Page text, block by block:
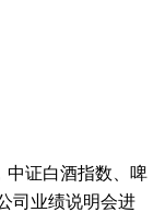
中证白酒指数、啤
司业绩说明会进